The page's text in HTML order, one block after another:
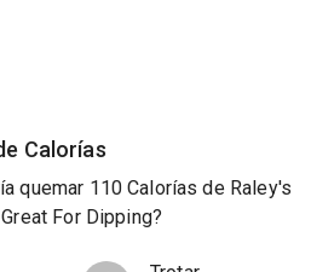
Calorías
quemar 110 Calorías de Raley's
For Dipping?